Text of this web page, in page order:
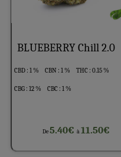
BLUEBERRY Chill 2.0
CBD : 1 % CBN : 1 % THC : 0.15 %
CBG : 12 % CBC : 1 %
De5.40€à11.50€